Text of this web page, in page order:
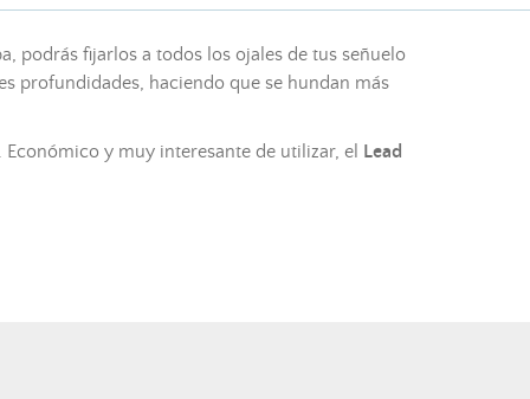
podrás fijarlos a todos los ojales de tus señuelo
profundidades, haciendo que se hundan más
y muy interesante de utilizar, el Lead